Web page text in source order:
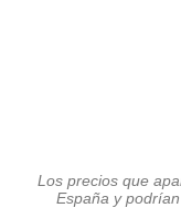
Los precios que
España y